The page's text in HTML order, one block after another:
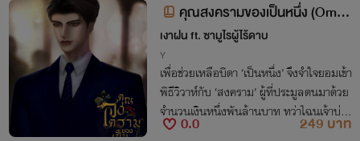
คุณสงครามของเป็นหนึ่ง (Omeg
averse, ผู้ชายท้องได้)
เงาฝน ft. ซามูไรผู้ไร้ดาบ
Y
เพื่อช่วยเหลือบิดา ‘เป็นหนึ่ง’ จึงจำใจยอมเข้า
พิธีวิวาห์กับ ‘สงคราม’ ผู้ที่ประมูลตนมาด้วย
จำนวนเงินหนึ่งพันล้านบาท ทว่าไฉนเจ้าบ่าว
ที่ยืนตรงหน้าเป็นหนึ่งในตอนนี้ ถึงได้หน้าตา
0.0
249 บาท